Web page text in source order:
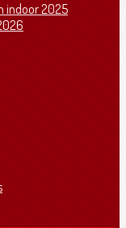
indoor 2025